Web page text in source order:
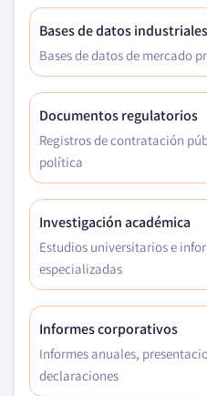
Bases de datos industriales
Bases de datos de mercado
Documentos regulatorios
Registros de contratación
política
Investigación académica
Estudios universitarios e
especializadas
Informes corporativos
Informes anuales,
declaraciones